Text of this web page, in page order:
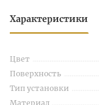
Характеристики
Цвет
Поверхность
Тип установки
Материал